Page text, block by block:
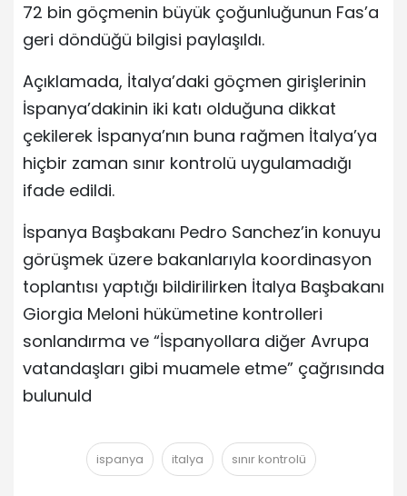
72 bin göçmenin büyük çoğunluğunun Fas’a
geri döndüğü bilgisi paylaşıldı.
Açıklamada, İtalya’daki göçmen girişlerinin
İspanya’dakinin iki katı olduğuna dikkat
çekilerek İspanya’nın buna rağmen İtalya’ya
hiçbir zaman sınır kontrolü uygulamadığı
ifade edildi.
İspanya Başbakanı Pedro Sanchez’in konuyu
görüşmek üzere bakanlarıyla koordinasyon
toplantısı yaptığı bildirilirken İtalya Başbakanı
Giorgia Meloni hükümetine kontrolleri
sonlandırma ve “İspanyollara diğer Avrupa
vatandaşları gibi muamele etme” çağrısında
bulunuld
ispanya italya sınır kontrolü